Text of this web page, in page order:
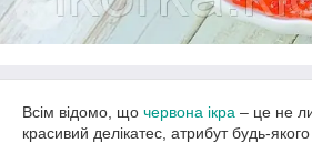
Всім відомо, що червона ікра – це не
красивий делікатес, атрибут будь-